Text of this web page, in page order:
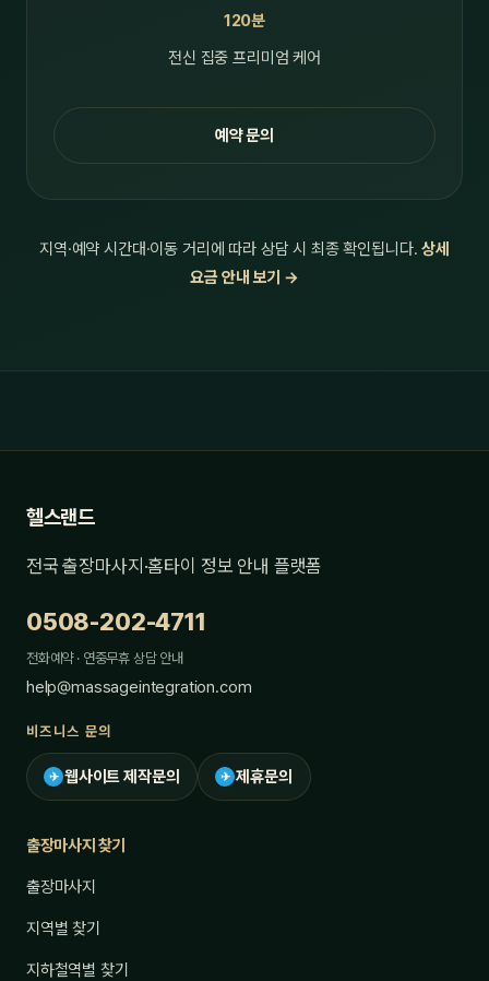
120분
전신 집중 프리미엄 케어
예약 문의
지역·예약 시간대·이동 거리에 따라 상담 시 최종 확인됩니다.상세
요금 안내 보기 →
헬스랜드
전국 출장마사지·홈타이 정보 안내 플랫폼
0508-202-4711
전화예약 · 연중무휴 상담 안내
help@massageintegration.com
비즈니스 문의
✈ 웹사이트 제작문의 ✈ 제휴문의
출장마사지 찾기
출장마사지
지역별 찾기
지하철역별 찾기